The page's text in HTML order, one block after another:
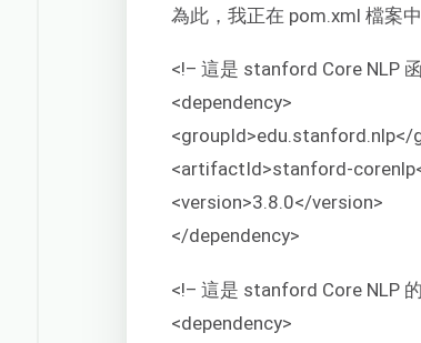
為此，我正在 pom.xml 檔案
<!– 這是 stanford Core NLP
<dependency>
<groupId>edu.stanford.nlp</
<artifactId>stanford-
<version>3.8.0</version>
</dependency>
<!– 這是 stanford Core NLP
<dependency>